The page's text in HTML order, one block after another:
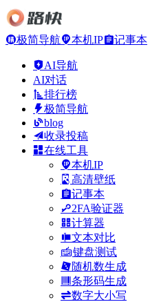
极简导航 本机IP 记事本
AI导航
AI对话
排行榜
极简导航
blog
收录投稿
在线工具
本机IP
高清壁纸
记事本
2FA验证器
计算器
文本对比
键盘测试
随机数生成
条形码生成
数字大小写